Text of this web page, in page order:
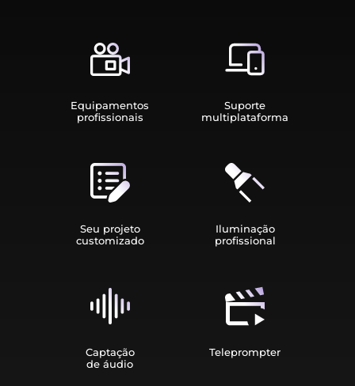
Equipamen­tos
profissionais
Suporte
multiplata­forma
Seu projeto
customizado
Iluminação
profissional
Captação
de áudio
Teleprompter